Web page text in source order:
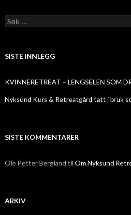
Søk
etter:
SISTE INNLEGG
KVINNERETREAT – LENGSELEN SOM
Nyksund Kurs & Retreatgård tatt i bruk
SISTE KOMMENTARER
Ole Petter Bergland til Om Nyksund
ARKIV